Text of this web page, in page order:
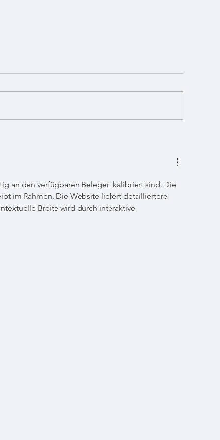
an den verfügbaren Belegen kalibriert sind. Die
im Rahmen. Die Website liefert detailliertere
Breite wird durch interaktive